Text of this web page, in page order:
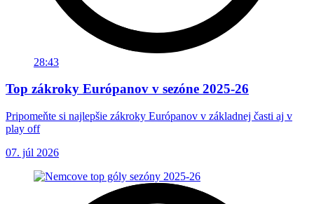
28:43
Top zákroky Európanov v sezóne 2025-26
Pripomeňte si najlepšie zákroky Európanov v základnej časti aj v
play off
07. júl 2026